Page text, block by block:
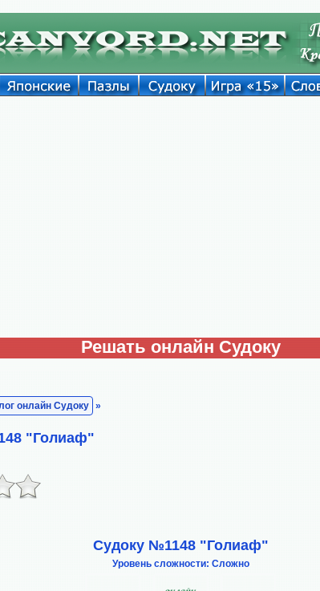
Решать онлайн Судоку
онлайн Судоку »
"Голиаф"
Судоку №1148 "Голиаф"
Уровень сложности: Сложно